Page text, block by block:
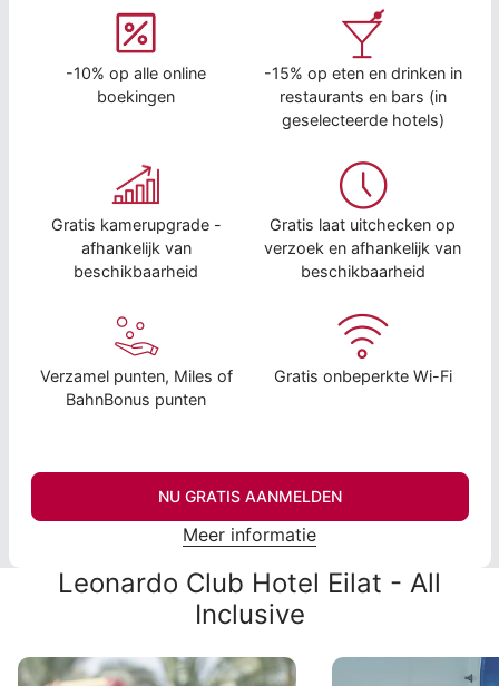
-10% op alle online
boekingen
-15% op eten en drinken in
restaurants en bars (in
geselecteerde hotels)
Gratis kamerupgrade -
afhankelijk van
beschikbaarheid
Gratis laat uitchecken op
verzoek en afhankelijk van
beschikbaarheid
Verzamel punten, Miles of
BahnBonus punten
Gratis onbeperkte Wi-Fi
NU GRATIS AANMELDEN
Meer informatie
Leonardo Club Hotel Eilat - All
Inclusive